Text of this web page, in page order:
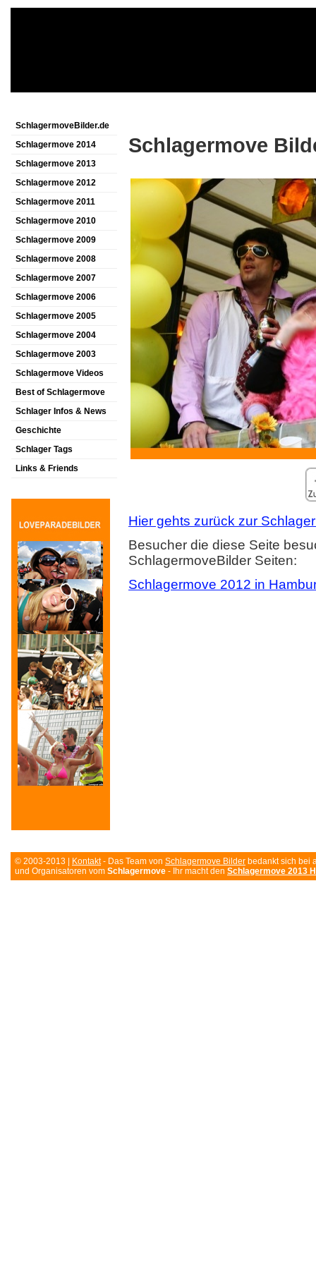
SchlagermoveBilder.de
Schlagermove 2014
Schlagermove 2013
Schlagermove 2012
Schlagermove 2011
Schlagermove 2010
Schlagermove 2009
Schlagermove 2008
Schlagermove 2007
Schlagermove 2006
Schlagermove 2005
Schlagermove 2004
Schlagermove 2003
Schlagermove Videos
Best of Schlagermove
Schlager Infos & News
Geschichte
Schlager Tags
Links & Friends
Schlagermove
Hier gehts zurück zur
Besucher die diese Seite
SchlagermoveBilder Seiten:
Schlagermove 2012 in
© 2003-2013 | Kontakt- Das Team von Schlagermove Bilder bedankt sich bei
und Organisatoren vom Schlagermove - Ihr macht den Schlagermove 2013